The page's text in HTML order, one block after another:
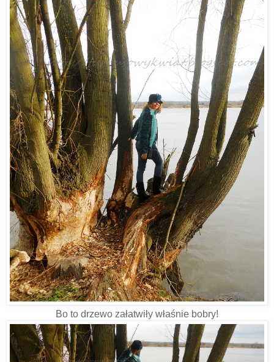
Bo to drzewo załatwiły właśnie bobry!